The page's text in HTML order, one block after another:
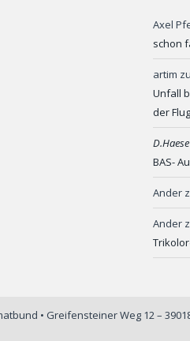
Axel
schon
artim
Unfall
der
BAS-
Ander
Ander
• Greifensteiner Weg 12 –